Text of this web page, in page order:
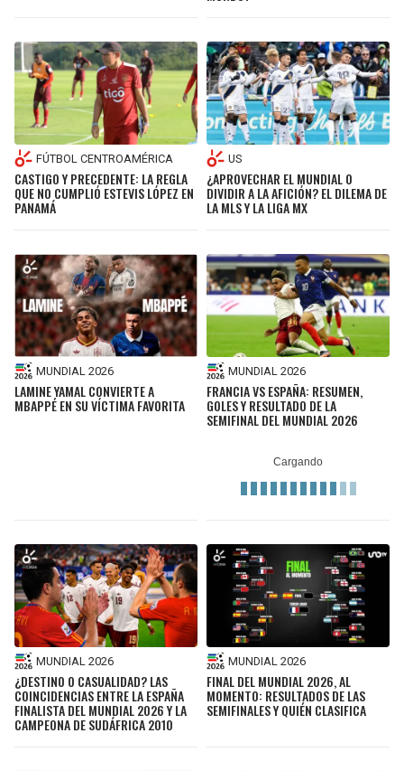
FÚTBOL CENTROAMÉRICA
CASTIGO Y PRECEDENTE: LA REGLA
QUE NO CUMPLIÓ ESTEVIS LÓPEZ EN
PANAMÁ
US
¿APROVECHAR EL MUNDIAL O
DIVIDIR A LA AFICIÓN? EL DILEMA DE
LA MLS Y LA LIGA MX
MUNDIAL 2026
LAMINE YAMAL CONVIERTE A
MBAPPÉ EN SU VÍCTIMA FAVORITA
MUNDIAL 2026
FRANCIA VS ESPAÑA: RESUMEN,
GOLES Y RESULTADO DE LA
SEMIFINAL DEL MUNDIAL 2026
MUNDIAL 2026
¿DESTINO O CASUALIDAD? LAS
COINCIDENCIAS ENTRE LA ESPAÑA
FINALISTA DEL MUNDIAL 2026 Y LA
CAMPEONA DE SUDÁFRICA 2010
MUNDIAL 2026
FINAL DEL MUNDIAL 2026, AL
MOMENTO: RESULTADOS DE LAS
SEMIFINALES Y QUIÉN CLASIFICA